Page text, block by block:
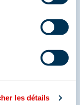
les détails